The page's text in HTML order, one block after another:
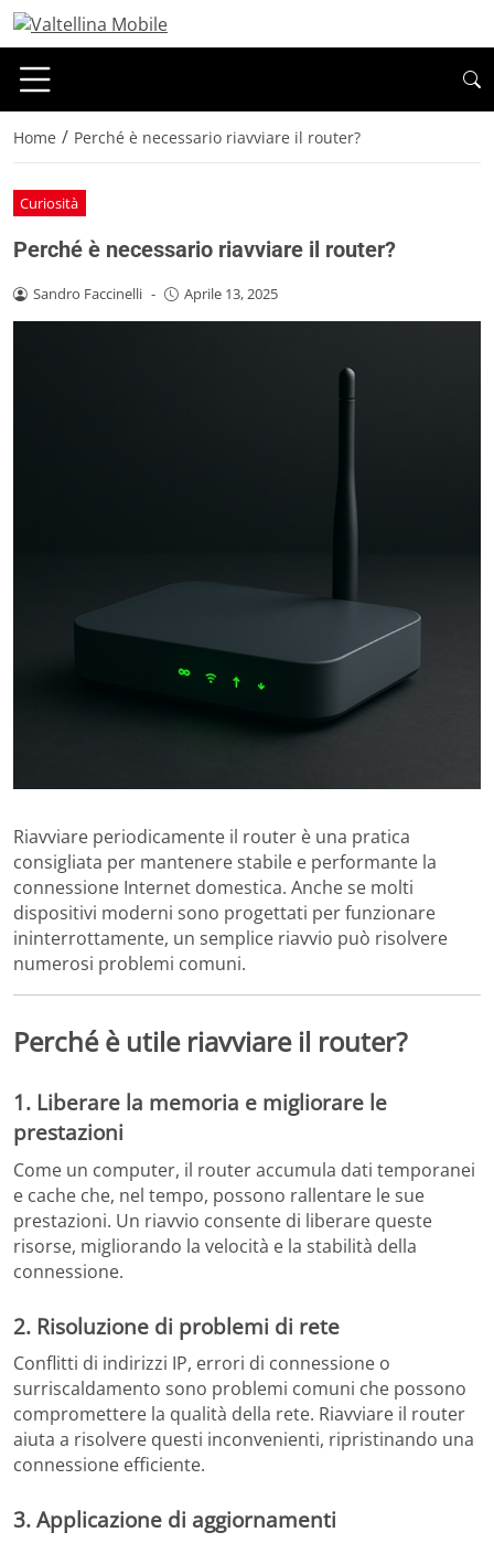
Home / Perché è necessario riavviare il router?
Curiosità
Perché è necessario riavviare il router?
Sandro Faccinelli - Aprile 13, 2025
Riavviare periodicamente il router è una pratica
consigliata per mantenere stabile e performante la
connessione Internet domestica. Anche se molti
dispositivi moderni sono progettati per funzionare
ininterrottamente, un semplice riavvio può risolvere
numerosi problemi comuni.
Perché è utile riavviare il router?
1. Liberare la memoria e migliorare le
prestazioni
Come un computer, il router accumula dati temporanei
e cache che, nel tempo, possono rallentare le sue
prestazioni. Un riavvio consente di liberare queste
risorse, migliorando la velocità e la stabilità della
connessione.
2. Risoluzione di problemi di rete
Conflitti di indirizzi IP, errori di connessione o
surriscaldamento sono problemi comuni che possono
compromettere la qualità della rete. Riavviare il router
aiuta a risolvere questi inconvenienti, ripristinando una
connessione efficiente.
3. Applicazione di aggiornamenti